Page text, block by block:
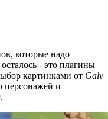
которые надо
- это плагины
картинками от Galv
персонажей и
.